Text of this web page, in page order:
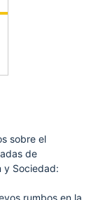
sobre el
de
y Sociedad:
rumbos en la